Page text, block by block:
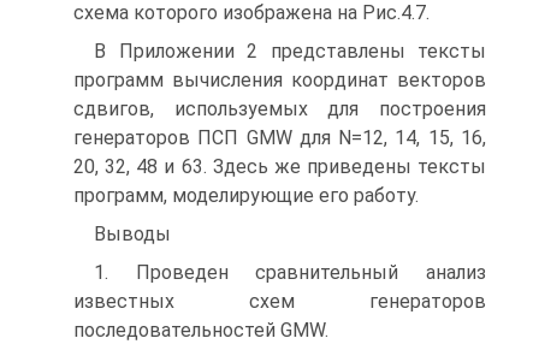
схема которого изображена на Рис.4.7.
В Приложении 2 представлены тексты
программ вычисления координат векторов
сдвигов, используемых для построения
генераторов ПСП GMW для N=12, 14, 15, 16,
20, 32, 48 и 63. Здесь же приведены тексты
программ, моделирующие его работу.
Выводы
1. Проведен сравнительный анализ
известных схем генераторов
последовательностей GMW.